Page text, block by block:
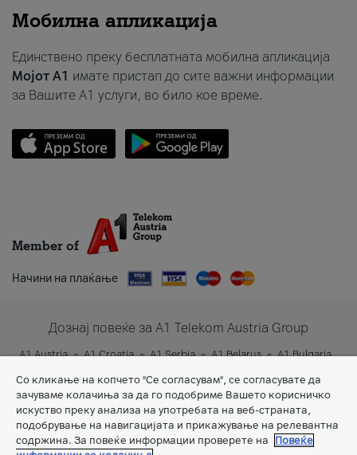
Мобилна апликација
Единствено преку бесплатната мобилна апликација
Мојот A1 имате пристап до сите важни информации
за Вашите A1 услуги, во било кое време.
Member of
Начини на плаќање
Дознај повеќе за A1 Telekom Austria Group
A1 Austria A1 Croatia A1 Serbia A1 Belarus
A1 Bulgaria
Со кликање на копчето "Се согласувам", се согласувате да
зачуваме колачиња за да го подобриме Вашето корисничко
искуство преку анализа на употребата на веб-страната,
подобрување на навигацијата и прикажување на релевантна
содржина. За повеќе информации проверете на
Повеќе